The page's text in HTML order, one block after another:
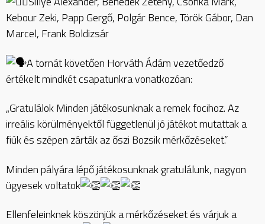
Kebour Zeki, Papp Gergő, Polgár Bence, Török Gábor, Dan
Marcel, Frank Boldizsár
A tornát követően Horváth Ádám vezetőedző
értékelt mindkét csapatunkra vonatkozóan:
„Gratulálok Minden játékosunknak a remek focihoz. Az
irreális körülményektől függetlenül jó játékot mutattak a
fiúk és szépen zárták az őszi Bozsik mérkőzéseket.”
Minden pályára lépő játékosunknak gratulálunk, nagyon
ügyesek voltatok
Ellenfeleinknek köszönjük a mérkőzéseket és várjuk a